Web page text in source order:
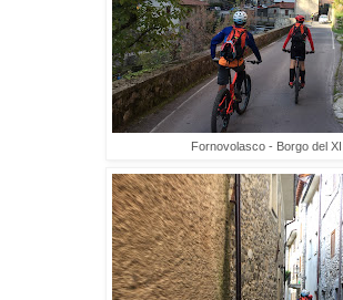
Fornovolasco - Borgo del